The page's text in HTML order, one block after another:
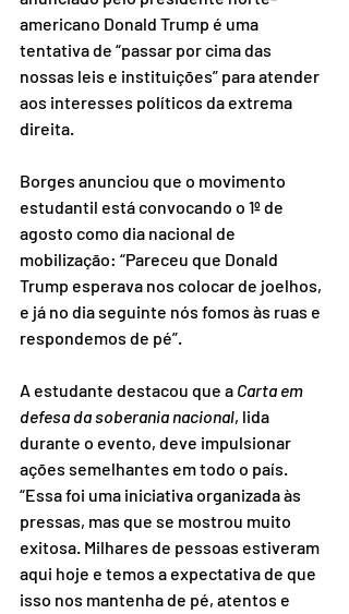
americano Donald Trump é uma
tentativa de “passar por cima das
nossas leis e instituições” para atender
aos interesses políticos da extrema
direita.
Borges anunciou que o movimento
estudantil está convocando o 1º de
agosto como dia nacional de
mobilização: “Pareceu que Donald
Trump esperava nos colocar de joelhos,
e já no dia seguinte nós fomos às ruas e
respondemos de pé”.
A estudante destacou que a Carta em
defesa da soberania nacional, lida
durante o evento, deve impulsionar
ações semelhantes em todo o país.
“Essa foi uma iniciativa organizada às
pressas, mas que se mostrou muito
exitosa. Milhares de pessoas estiveram
aqui hoje e temos a expectativa de que
isso nos mantenha de pé, atentos e